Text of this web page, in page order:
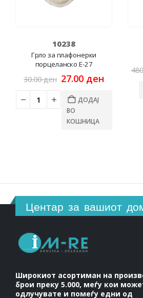
10238
Грло за плафонерки
порцеланско E-27
30.00ден Original
was:
30.00 ден.
27.00 ден
ДОДАЈ
ВО
КОШНИЦА
Центар за вашиот
Широкиот асортиман на
брои преку 5.000, меѓу кои
одлучувате и помеѓу едни од